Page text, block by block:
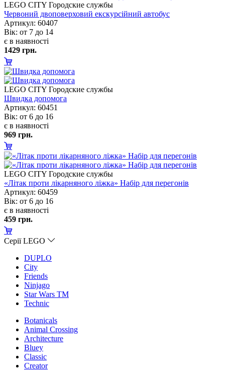
LEGO CITY Городские службы
Червоний двоповерховий екскурсійний автобус
Артикул: 60407
ік: от 7 до 14
є в наявності
1429 грн.
LEGO CITY Городские службы
Швидка допомога
Артикул: 60451
ік: от 6 до 16
є в наявності
969 грн.
LEGO CITY Городские службы
«Літак проти лікарняного ліжка» Набір для перегоні
Артикул: 60459
ік: от 6 до 16
є в наявності
459 грн.
Серії LEGO
DUPLO
City
Friends
Ninjago
Star Wars TM
Technic
Botanicals
Animal Crossing
Architecture
Bluey
Classic
Creator